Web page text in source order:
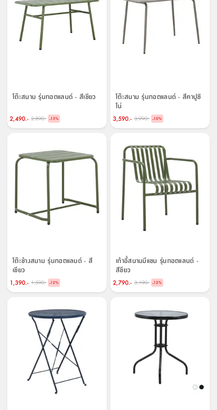
โต๊ะสนาม รุ่นกอตแลนด์ - สีเขียว
2,490.- 2,890.- -13%
โต๊ะสนาม รุ่นกอตแลนด์ - สีคาปูชิ
โน่
3,590.- 3,990.- -10%
โต๊ะข้างสนาม รุ่นกอตแลนด์ - สี
เขียว
1,390.- 1,590.- -12%
เก้าอี้สนามมีแขน รุ่นกอตแลนด์ -
สีขียว
2,790.- 3,190.- -12%